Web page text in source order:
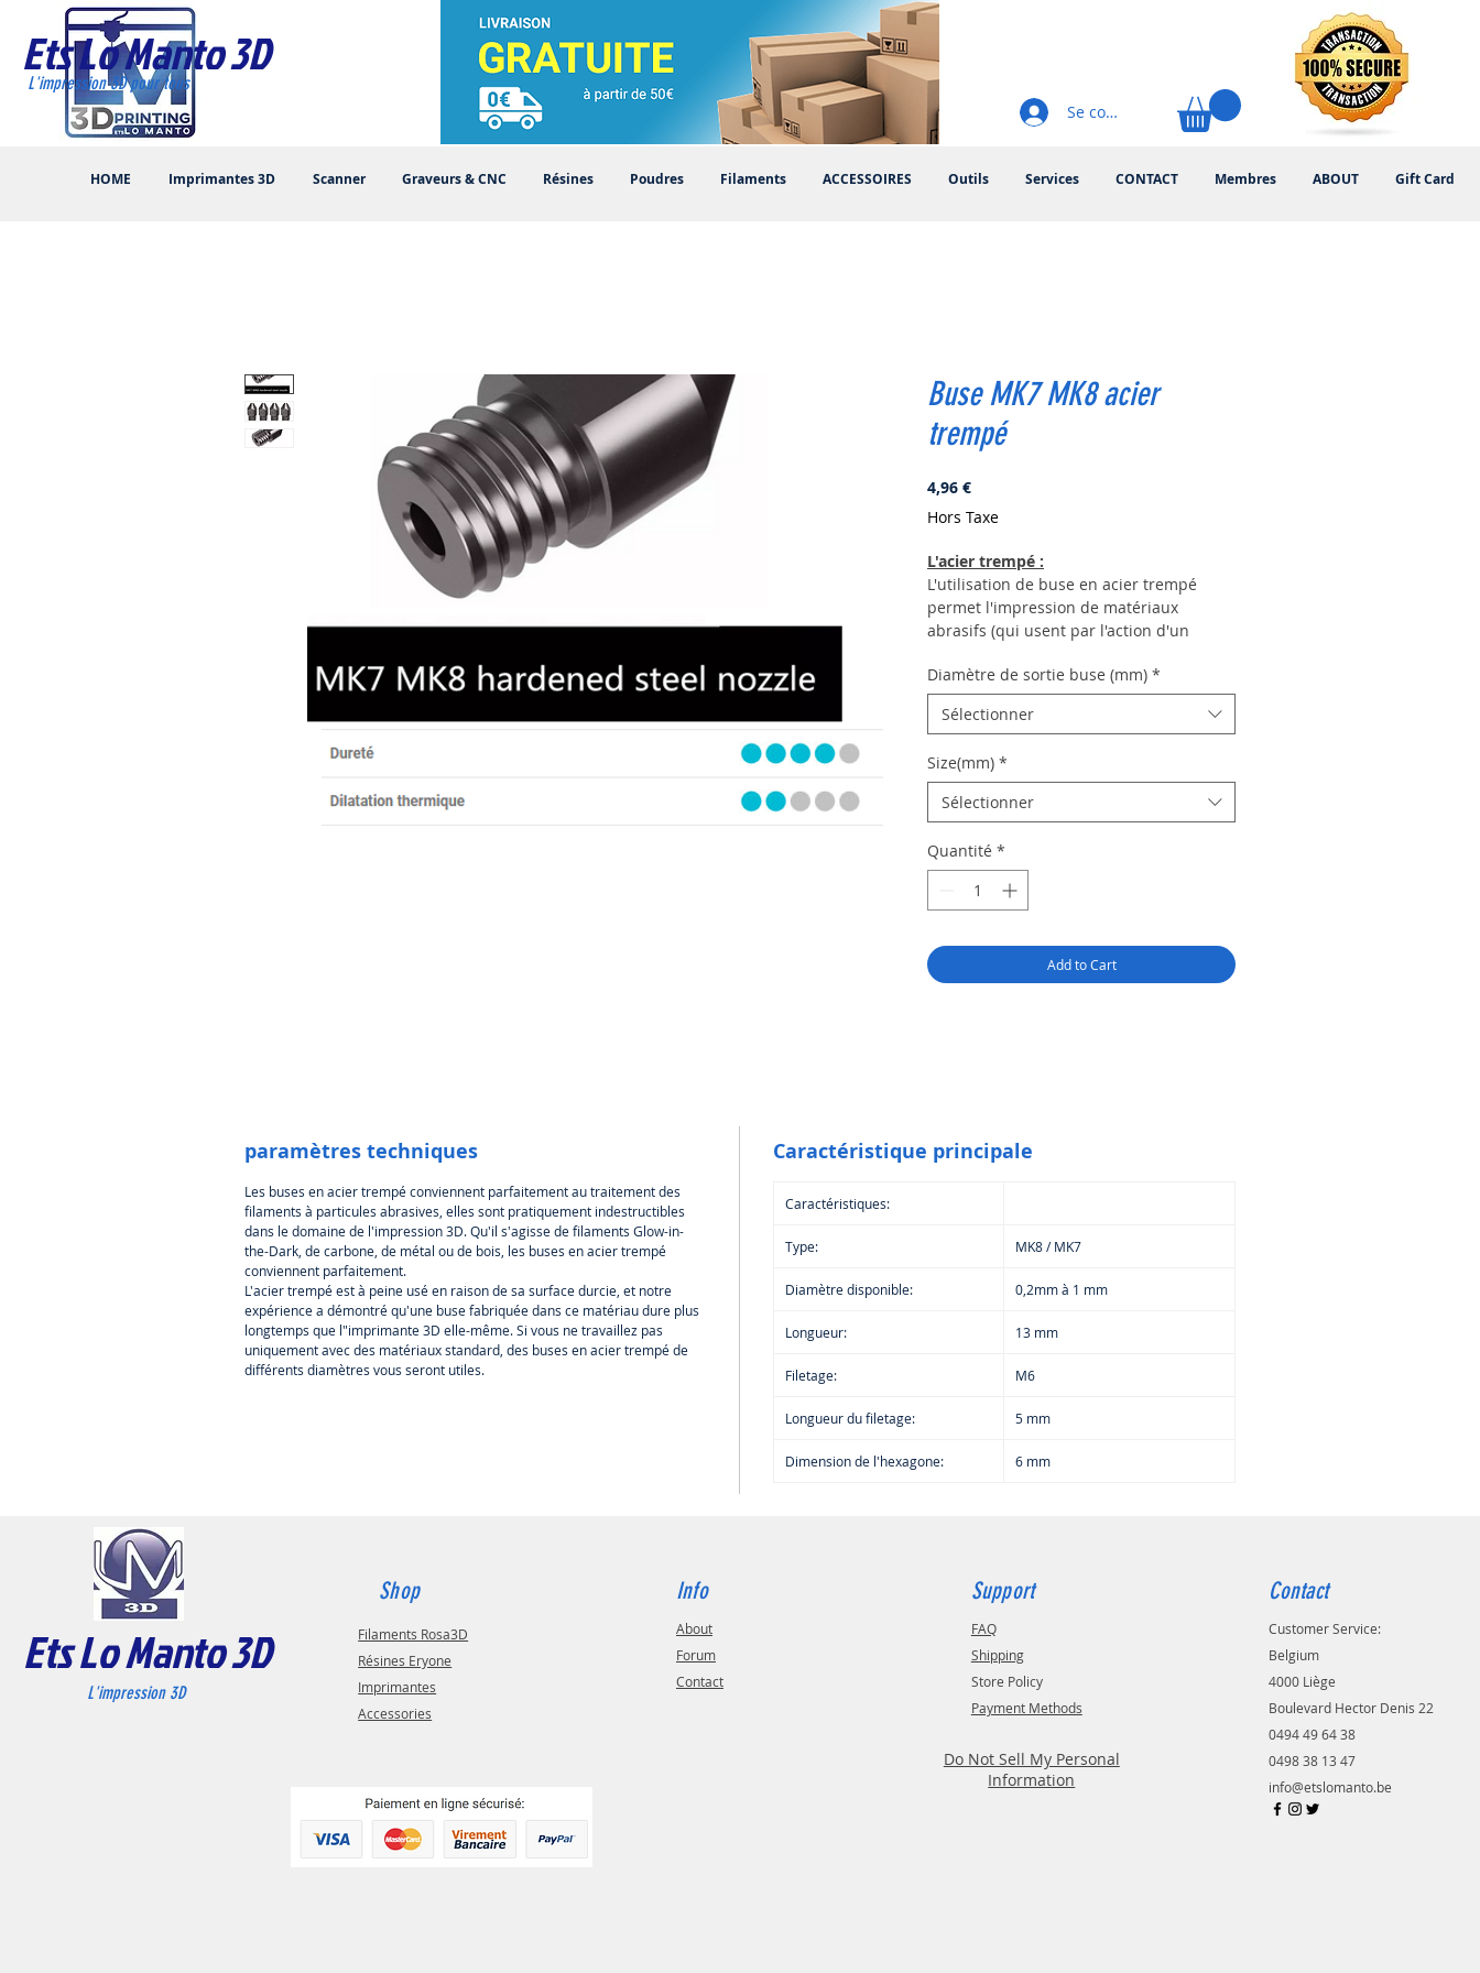
Ets Lo Manto 3D
HOME Imprimantes 3D Scanner Graveurs & CNC Résines Poudres Filaments ACCESSOIRES Outils Services CONTACT Membres ABOUT Gift Card
L'impression 3D pour tous
Se connecter
Buse MK7 MK8 acier
trempé
4,96 €Prix
Hors Taxe
L'acier trempé :
L'utilisation de buse en acier trempé
permet l'impression de matériaux
abrasifs (qui usent par l'action d'un
A titre d'exemple il faudrait utiliser trois
buses en laiton classique pour imprimer
750g de filament chargé en fibre de
acier trempé permet d'imprimer
plusieurs kilos.
Diamètre de sortie buse (mm) *
Sélectionner
Size(mm) *
Sélectionner
Quantité *
Add to Cart
paramètres techniques
Les buses en acier trempé conviennent parfaitement au traitement des
filaments à particules abrasives, elles sont pratiquement indestructibles
dans le domaine de l'impression 3D. Qu'il s'agisse de filaments Glow-in-
the-Dark, de carbone, de métal ou de bois, les buses en acier trempé
conviennent parfaitement.
L'acier trempé est à peine usé en raison de sa surface durcie, et notre
expérience a démontré qu'une buse fabriquée dans ce matériau dure plus
longtemps que l"imprimante 3D elle-même. Si vous ne travaillez pas
uniquement avec des matériaux standard, des buses en acier trempé de
différents diamètres vous seront utiles.
Caractéristique principale
Caractéristiques:
Type: MK8 / MK7
Diamètre disponible: 0,2mm à 1 mm
Longueur: 13 mm
Filetage: M6
Longueur du filetage: 5 mm
Dimension de l'hexagone: 6 mm
Ets Lo Manto 3D
L'impression 3D
Shop
Filaments Rosa3D
Résines Eryone
Imprimantes
Accessories
Info
About
Forum
Contact
Support
FAQ
Shipping
Store Policy
Payment Methods
Do Not Sell My Personal
Information
Contact
Customer Service:
Belgium
4000 Liège
Boulevard Hector Denis 22
0494 49 64 38
0498 38 13 47
info@etslomanto.be